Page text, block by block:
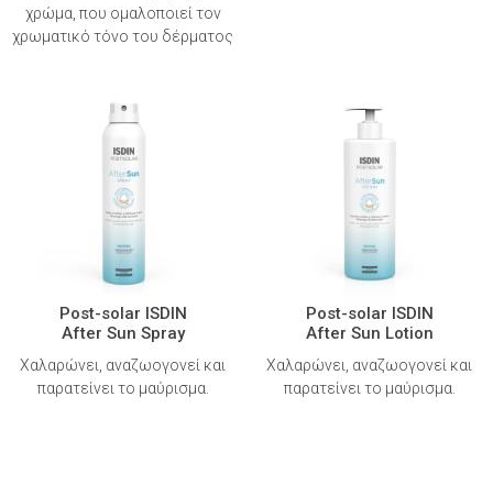
χρώμα, που ομαλοποιεί τον
χρωματικό τόνο του δέρματος
Post-solar ISDIN
After Sun Spray
Χαλαρώνει, αναζωογονεί και
παρατείνει το μαύρισμα.
Post-solar ISDIN
After Sun Lotion
Χαλαρώνει, αναζωογονεί και
παρατείνει το μαύρισμα.